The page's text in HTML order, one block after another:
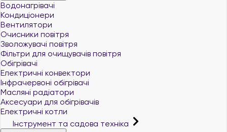
Водонагрівачі
Кондиціонери
Вентилятори
Очисники повітря
Зволожувачі повітря
Фільтри для очищувачів повітря
Обігрівачі
Електричні конвектори
Інфрачервоні обігрівачі
Масляні радіатори
Аксесуари для обігрівачів
Електричні котли
Інструмент та садова техніка